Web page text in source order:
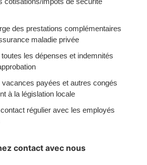
des prestations complémentaires
maladie privée
les dépenses et indemnités
vacances payées et autres congés
à la législation locale
régulier avec les employés
contact avec nous